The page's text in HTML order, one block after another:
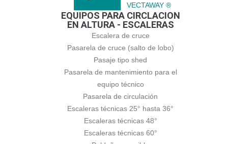
VECTAWAY ®
EQUIPOS PARA CIRCLACION
EN ALTURA - ESCALERAS
Escalera de cruce
Pasarela de cruce (salto de lobo)
Pasaje tipo shed
Pasarela de mantenimiento para el
equipo técnico
Pasarela de circulación
Escaleras técnicas 25° hasta 36°
Escaleras técnicas 48°
Escaleras técnicas 60°